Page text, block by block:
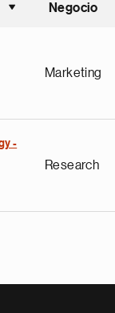
Ordenar
Negocio
Marketing
-
Research